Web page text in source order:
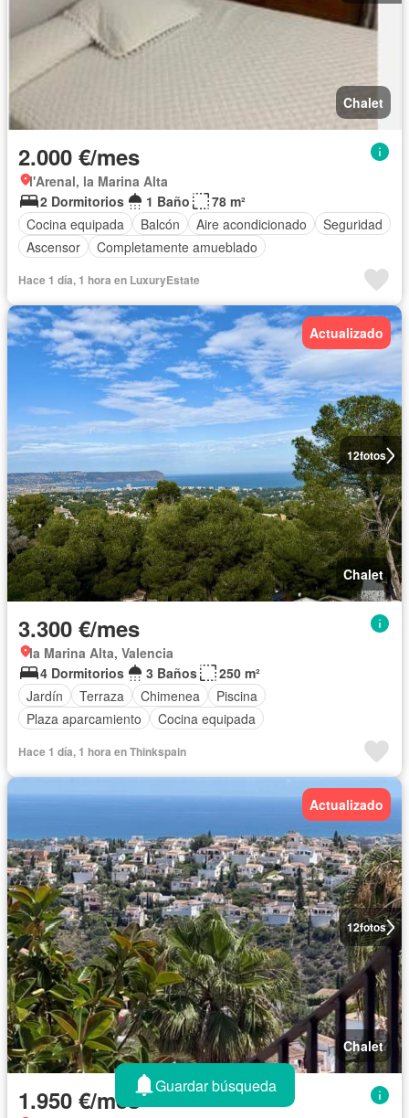
Chalet
2.000 €/mes
l'Arenal, la Marina Alta
2 Dormitorios
1 Baño
78 m²
Cocina equipada
Balcón Aire acondicionado
Seguridad
Ascensor
Completamente amueblado
Hace 1 día, 1 hora en LuxuryEstate
12fotos
Actualizado
Chalet
3.300 €/mes
la Marina Alta, Valencia
4 Dormitorios
3 Baños
250 m²
Jardín
Terraza Chimenea
Piscina
Plaza aparcamiento
Cocina equipada
Hace 1 día, 1 hora en Thinkspain
12fotos
Actualizado
Chalet
1.950 €/mes Guardar búsqueda